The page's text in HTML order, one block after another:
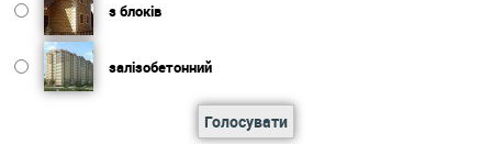
з блоків
залізобетонний
Голосувати